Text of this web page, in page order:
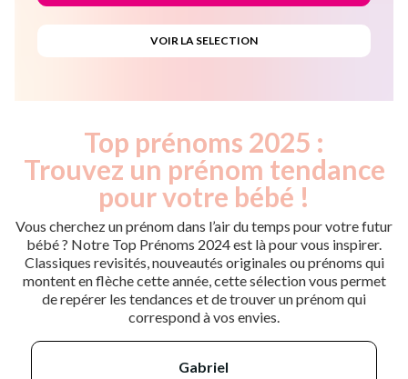
Top prénoms 2025 :
Trouvez un prénom tendance
pour votre bébé !
Vous cherchez un prénom dans l’air du temps pour votre futur
bébé ? Notre Top Prénoms 2024 est là pour vous inspirer.
Classiques revisités, nouveautés originales ou prénoms qui
montent en flèche cette année, cette sélection vous permet
de repérer les tendances et de trouver un prénom qui
correspond à vos envies.
gabriel